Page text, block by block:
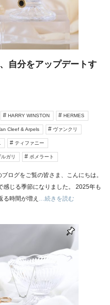
自分をアップデートす
HARRY WINSTON HERMES
Cleef & Arpels ヴァンクリ
ティファニー
ルガリ ポメラート
ログをご覧の皆さま、こんにちは。
じる季節になりました。 2025年も
る時間が増え
…続きを読む